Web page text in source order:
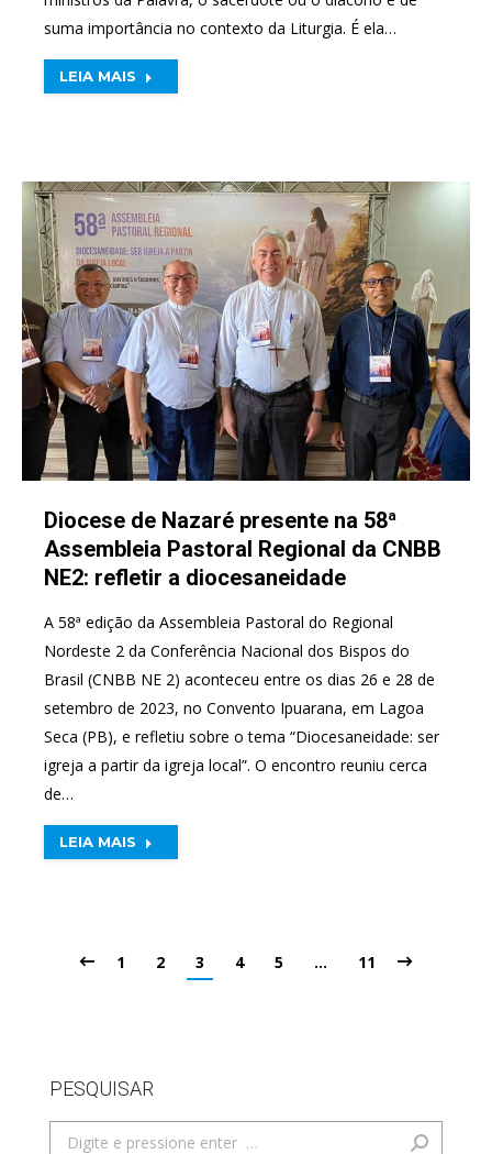
suma importância no contexto da Liturgia. É ela…
LEIA MAIS
Diocese de Nazaré presente na 58ª
Assembleia Pastoral Regional da CNBB
NE2: refletir a diocesaneidade
A 58ª edição da Assembleia Pastoral do Regional
Nordeste 2 da Conferência Nacional dos Bispos do
Brasil (CNBB NE 2) aconteceu entre os dias 26 e 28 de
setembro de 2023, no Convento Ipuarana, em Lagoa
Seca (PB), e refletiu sobre o tema “Diocesaneidade: ser
igreja a partir da igreja local”. O encontro reuniu cerca
de…
LEIA MAIS
1 2 3 4 5 … 11
PESQUISAR
Search: